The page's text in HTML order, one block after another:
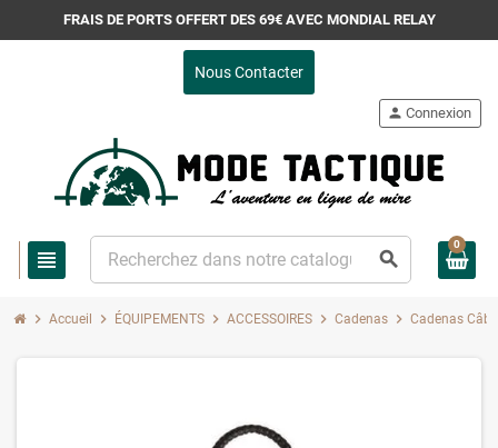
FRAIS DE PORTS OFFERT DES 69€ AVEC MONDIAL RELAY
Nous Contacter
view_headline search
person Connexion
0
chevron_right Accueil chevron_right ÉQUIPEMENTS chevron_right ACCESSOIRES chevron_right Cadenas chevron_right Cadenas